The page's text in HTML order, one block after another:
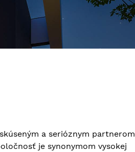
a serióznym
je synonymom vysokej